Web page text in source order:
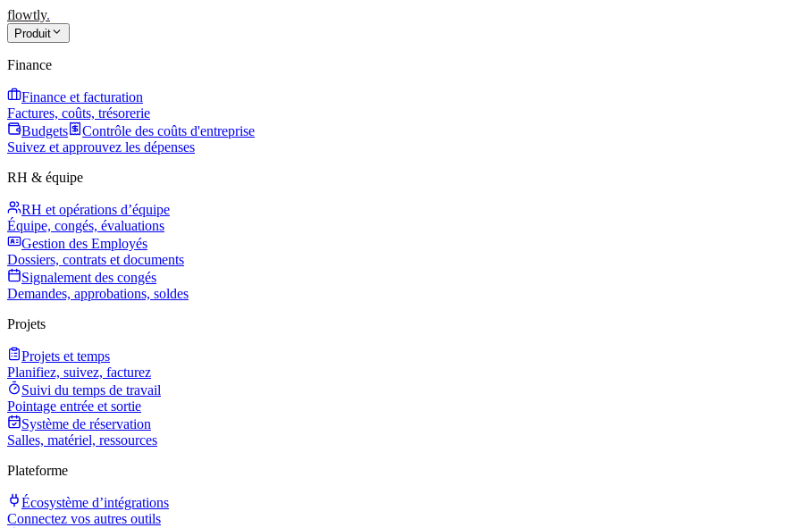
flowtly.
Produit
Finance
Finance et facturation
Factures, coûts, trésorerie
Budgets
Contrôle des coûts d'entreprise
Suivez et approuvez les dépenses
RH & équipe
RH et opérations d’équipe
Équipe, congés, évaluations
Gestion des Employés
Dossiers, contrats et documents
Signalement des congés
Demandes, approbations, soldes
Projets
Projets et temps
Planifiez, suivez, facturez
Suivi du temps de travail
Pointage entrée et sortie
Système de réservation
Salles, matériel, ressources
Plateforme
Écosystème d’intégrations
Connectez vos autres outils